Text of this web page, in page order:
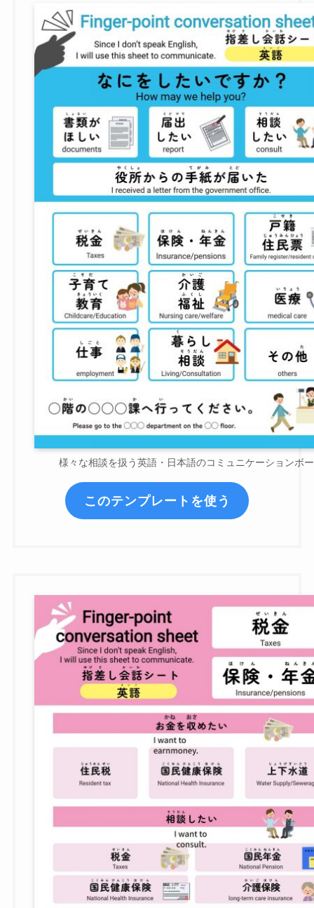
様々な相談を扱う英語・日本語のコミュニケーションボ
このテンプレートを使う